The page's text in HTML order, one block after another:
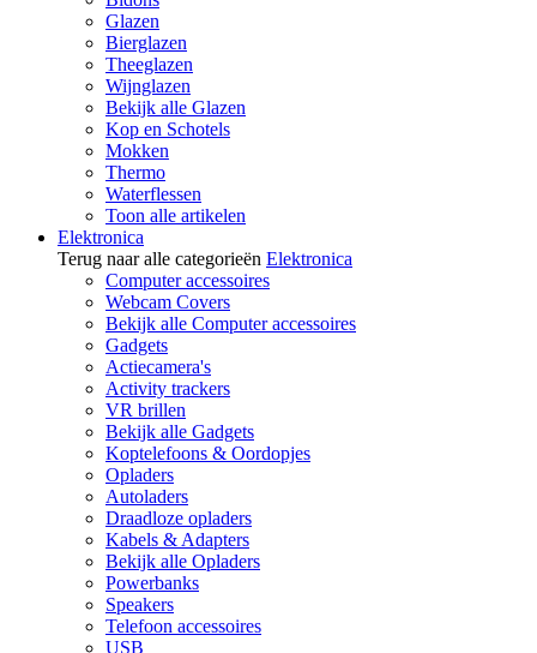
Glazen
Bierglazen
Theeglazen
Wijnglazen
Bekijk alle Glazen
Kop en Schotels
Mokken
Thermo
Waterflessen
Toon alle artikelen
Elektronica
Terug naar alle categorieën Elektronica
Computer accessoires
Webcam Covers
Bekijk alle Computer accessoires
Gadgets
Actiecamera's
Activity trackers
VR brillen
Bekijk alle Gadgets
Koptelefoons & Oordopjes
Opladers
Autoladers
Draadloze opladers
Kabels & Adapters
Bekijk alle Opladers
Powerbanks
Speakers
Telefoon accessoires
USB